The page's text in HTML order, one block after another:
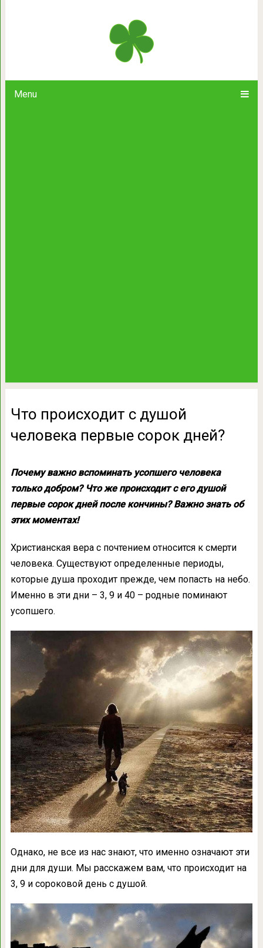
Menu
Что происходит с душой
Что происходит с душой
человека первые сорок дней?
Почему важно вспоминать усопшего человека
только добром? Что же происходит с его душой
первые сорок дней после кончины? Важно знать об
этих моментах!
Христианская вера с почтением относится к смерти
человека. Существуют определенные периоды,
которые душа проходит прежде, чем попасть на небо.
Именно в эти дни – 3, 9 и 40 – родные поминают
усопшего.
Однако, не все из нас знают, что именно означают эти
дни для души. Мы расскажем вам, что происходит на
3, 9 и сороковой день с душой.